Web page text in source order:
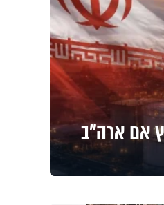
אם ארה"ב